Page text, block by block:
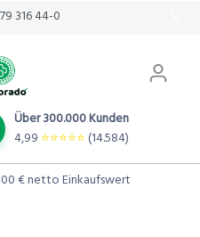
316 44-0
Über 300.000 Kunden
4,99 ⭐️⭐️⭐️⭐️⭐️(14.584)
€ netto Einkaufswert